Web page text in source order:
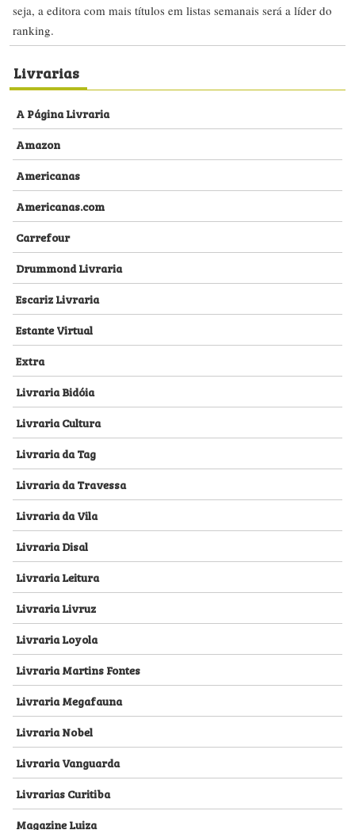
seja, a editora com mais títulos em listas semanais será a líder do
ranking.
Livrarias
A Página Livraria
Amazon
Americanas
Americanas.com
Carrefour
Drummond Livraria
Escariz Livraria
Estante Virtual
Extra
Livraria Bidóia
Livraria Cultura
Livraria da Tag
Livraria da Travessa
Livraria da Vila
Livraria Disal
Livraria Leitura
Livraria Livruz
Livraria Loyola
Livraria Martins Fontes
Livraria Megafauna
Livraria Nobel
Livraria Vanguarda
Livrarias Curitiba
Magazine Luiza